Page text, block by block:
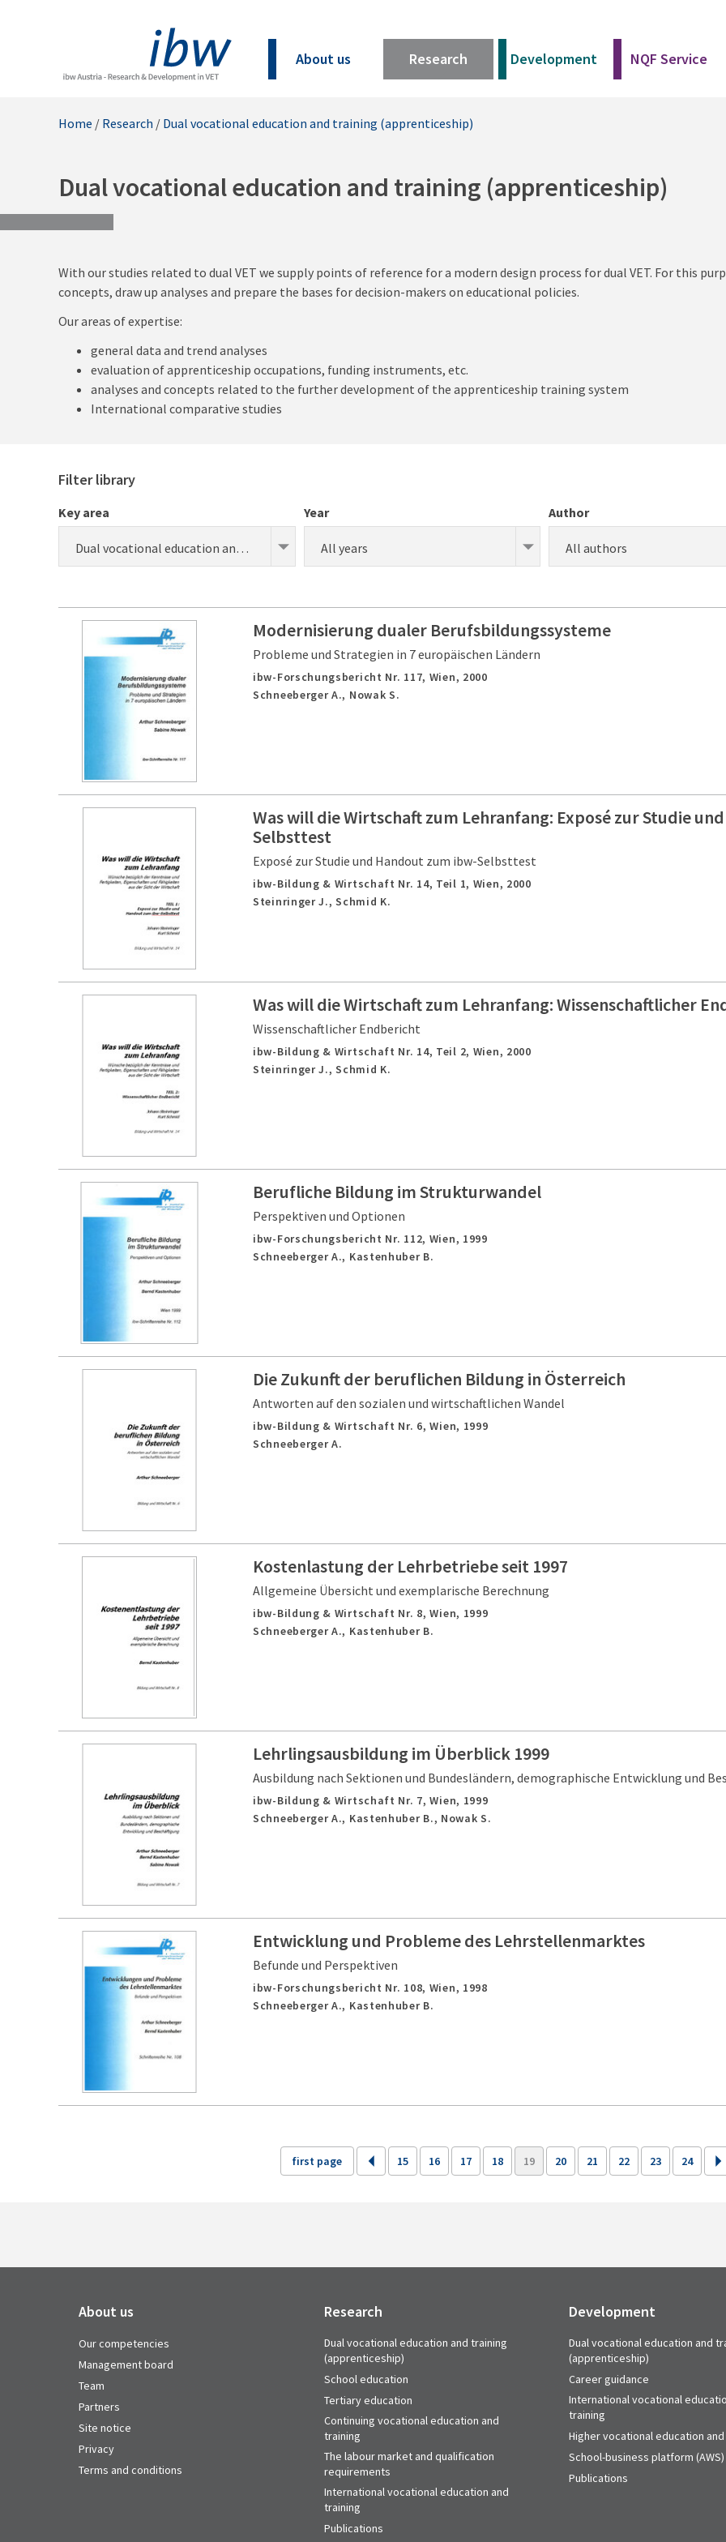
About us Research Development NQF Service
Home / Research / Dual vocational education and training (apprenticeship)
Dual vocational education and training (apprenticeship)
With our studies related to dual VET we supply points of reference for a modern design process for dual VET. For this
concepts, draw up analyses and prepare the bases for decision-makers on educational policies.
Our areas of expertise:
general data and trend analyses
evaluation of apprenticeship occupations, funding instruments, etc.
analyses and concepts related to the further development of the apprenticeship training system
International comparative studies
Filter library
Key area
Dual vocational education and training (apprenticeship) (research)
Year
All years
Author
All authors
Modernisierung dualer Berufsbildungssysteme
Probleme und Strategien in 7 europäischen Ländern
ibw-Forschungsbericht Nr. 117, Wien, 2000
Schneeberger A., Nowak S.
Was will die Wirtschaft zum Lehranfang: Exposé zur Studie
Selbsttest
Exposé zur Studie und Handout zum ibw-Selbsttest
ibw-Bildung & Wirtschaft Nr. 14, Teil 1, Wien, 2000
Steinringer J., Schmid K.
Was will die Wirtschaft zum Lehranfang: Wissenschaftlicher
Wissenschaftlicher Endbericht
ibw-Bildung & Wirtschaft Nr. 14, Teil 2, Wien, 2000
Steinringer J., Schmid K.
Berufliche Bildung im Strukturwandel
Perspektiven und Optionen
ibw-Forschungsbericht Nr. 112, Wien, 1999
Schneeberger A., Kastenhuber B.
Die Zukunft der beruflichen Bildung in Österreich
Antworten auf den sozialen und wirtschaftlichen Wandel
ibw-Bildung & Wirtschaft Nr. 6,Wien, 1999
Schneeberger A.
Kostenlastung der Lehrbetriebe seit 1997
Allgemeine Übersicht und exemplarische Berechnung
ibw-Bildung & Wirtschaft Nr. 8,Wien, 1999
Schneeberger A., Kastenhuber B.
Lehrlingsausbildung im Überblick 1999
Ausbildung nach Sektionen und Bundesländern, demographische Entwicklung und
ibw-Bildung & Wirtschaft Nr. 7,Wien, 1999
Schneeberger A., Kastenhuber B., Nowak S.
Entwicklung und Probleme des Lehrstellenmarktes
Befunde und Perspektiven
ibw-Forschungsbericht Nr. 108, Wien, 1998
Schneeberger A., Kastenhuber B.
first page 15 16 17 18 19 20 21 22 23 24
About us
Our competencies
Management board
Team
Partners
Site notice
Privacy
Terms and conditions
Research
Dual vocational education and training
(apprenticeship)
School education
Tertiary education
Continuing vocational education and
training
The labour market and qualification
requirements
International vocational education and
training
Publications
Development
Dual vocational education and
(apprenticeship)
Career guidance
International vocational
training
Higher vocational education
School-business platform (AWS)
Publications